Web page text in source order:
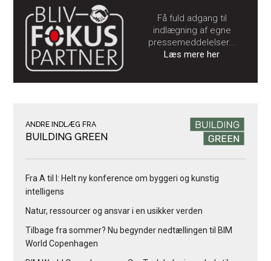
Få fuld adgang til
indlægning af egne
pressemeddelelser...
Læs mere her
ANDRE INDLÆG FRA
BUILDING GREEN
Fra A til I: Helt ny konference om byggeri og kunstig
intelligens
Natur, ressourcer og ansvar i en usikker verden
Tilbage fra sommer? Nu begynder nedtællingen til BIM
World Copenhagen